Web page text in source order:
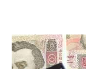
Головна
Україна